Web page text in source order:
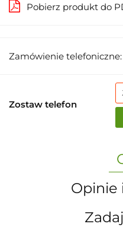
Pobierz produkt do
Zamówienie telefoniczne:
Zostaw telefon
Opinie